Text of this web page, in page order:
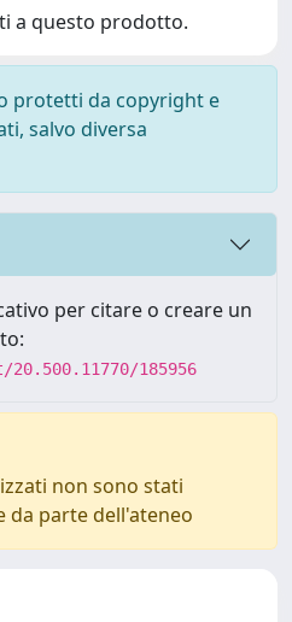
a questo prodotto.
protetti da copyright e
salvo diversa
per citare o creare un
185956
non sono stati
da parte dell'ateneo